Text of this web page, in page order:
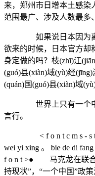
来， 郑州市日增本土感染
范围最广、涉及人数最多
如果说日本因为离得近
欲来的时候，日本官方却
身定做的吗？枝(zhī)江
(guó)县(xiàn)域(yù)经
(quán)国(guó)县(xiàn)域
世界上只有一个中国，
言行。
< f o n t c m s - s t y l e =
wei yi xing 。 bie de di fang
f o n t >● 马克龙在联合
持现状”，“一个中国”政